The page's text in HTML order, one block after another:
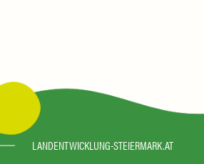
LANDENTWICKLUNG-STEIERMARK.AT